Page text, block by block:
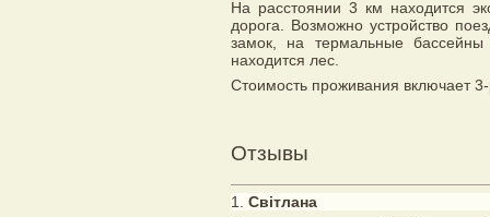
На расстоянии 3 км находится
дорога. Возможно устройство
замок, на термальные
находится лес.
Стоимость проживания включает
Отзывы
1. Світлана